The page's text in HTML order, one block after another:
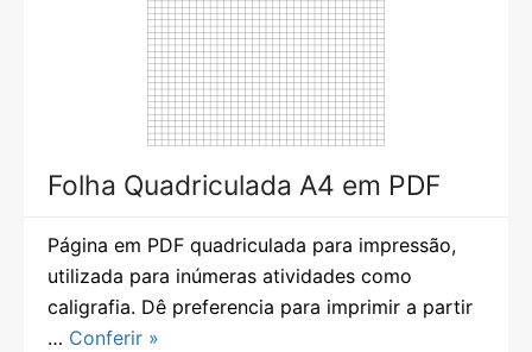
Folha Quadriculada A4 em PDF
Página em PDF quadriculada para impressão,
utilizada para inúmeras atividades como
caligrafia. Dê preferencia para imprimir a partir
… Conferir »